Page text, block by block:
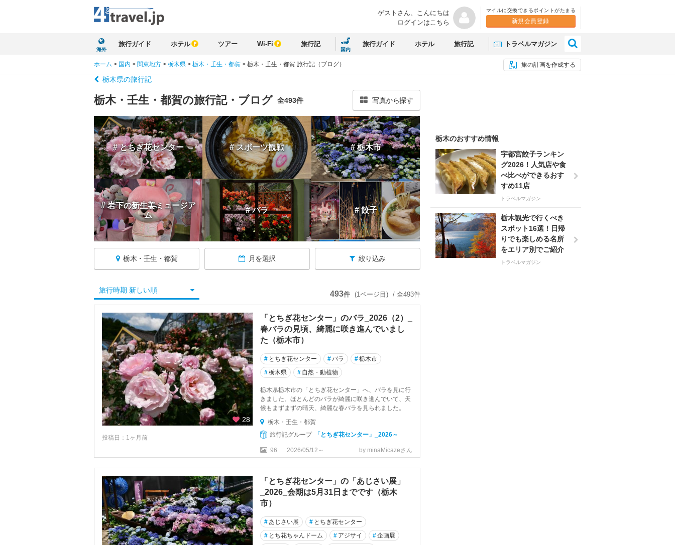
ゲストさん、 こんにちは
ログインはこちら
マイルに交換できるポイントがたまる
新規会員登録
海外
旅行ガイド ホテル ツアー Wi-Fi 旅行記
国内
旅行ガイド ホテル 旅行記 トラベルマガジン
旅の計画を作成する
ホーム > 国内 > 関東地方 > 栃木県 > 栃木・壬生・都賀 > 栃木・壬生・都賀 旅行記（ブログ）
栃木県の旅行記
栃木・壬生・都賀の旅行記・ブログ 全493件 写真から探す
# とちぎ花センター # スポーツ観戦 # 栃木市
# 岩下の新生姜ミュージア
ム
# バラ # 餃子
栃木・壬生・都賀 月を選択 絞り込み
栃木へ戻る
栃木すべて
宇都宮
那須・塩原
日光
鬼怒川・川治・湯西川
小山・佐野・足尾
小山
鹿沼
栃木・壬生・都賀
足利
佐野
大田原・矢板・真岡・益子
旅行時期 新しい順 493件 (1ページ目) / 全493件
28
投稿日：1ヶ月前
「とちぎ花センター」のバラ_2026（2）_
春バラの見頃、綺麗に咲き進んでいまし
た（栃木市）
# とちぎ花センター #バラ #栃木市
#栃木県 # 自然・動植物
栃木県栃木市の「とちぎ花センター」へ、バラを見に行
きました。ほとんどのバラが綺麗に咲き進んでいて、天
候もまずまずの晴天、綺麗な春バラを見られました。
栃木・壬生・都賀
旅行記グループ
「とちぎ花センター」_2026～
96 2026/05/12～ by minaMicazeさん
「とちぎ花センター」の「あじさい展」
_2026_会期は5月31日までです（栃木
市）
#あじさい展 # とちぎ花センター
# とち花ちゃんドーム # アジサイ #企画展
栃木のおすすめ情報
宇都宮餃子ランキン
グ2026！人気店や食
べ比べができるおす
すめ11店
トラベルマガジン
栃木観光で行くべき
スポット16選！日帰
りでも楽しめる名所
をエリア別でご紹介
トラベルマガジン